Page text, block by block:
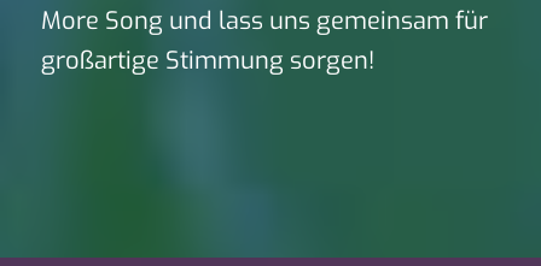
More Song und lass uns gemeinsam für
großartige Stimmung sorgen!